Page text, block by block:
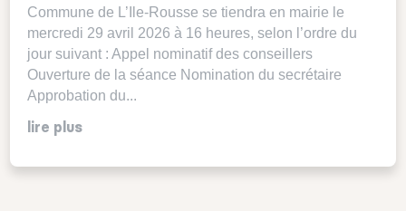
Commune de L’Ile-Rousse se tiendra en mairie le
mercredi 29 avril 2026 à 16 heures, selon l’ordre du
jour suivant : Appel nominatif des conseillers
Ouverture de la séance Nomination du secrétaire
Approbation du...
lire plus